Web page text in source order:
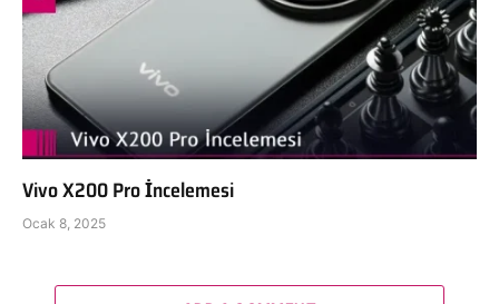
Vivo X200 Pro İncelemesi
Ocak 8, 2025